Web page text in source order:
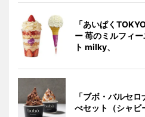
「あいぱく
ー 苺のミルフィ
ト milky、
「ブボ・バルセ
べセット（シャビ